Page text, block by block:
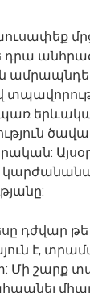
դրա
դժվար
է,
Մի շարք